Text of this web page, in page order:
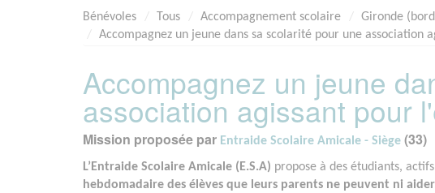
Bénévoles Tous Accompagnement scolaire Gironde
Accompagnez un jeune dans sa scolarité pour une association
Accompagnez un jeune
association agissant pour
Mission proposée par Entraide Scolaire Amicale - Siège (33)
L’Entraide Scolaire Amicale (E.S.A) propose à des étudiants,
hebdomadaire des élèves que leurs parents ne peuvent ni